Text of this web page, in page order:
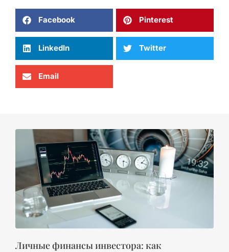
Facebook Pinterest
LinkedIn Twitter
Email
Личные финансы инвестора: как